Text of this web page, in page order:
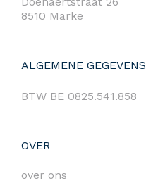
8510 Marke
ALGEMENE GEGEVENS
BTW BE 0825.541.858
OVER
over ons